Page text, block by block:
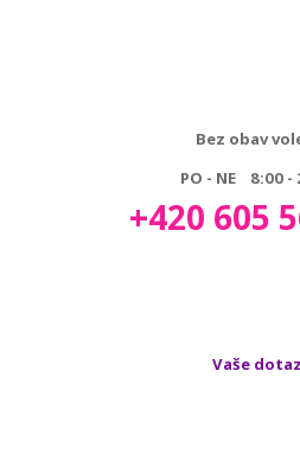
Bez obav
PO - NE 8:00 -
+420 605
Vaše